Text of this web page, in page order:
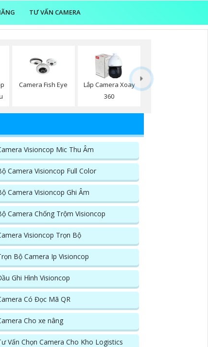
TƯ VẤN CAMERA
Camera Fish Eye
Lắp Camera Xoay
360
Visioncop Mic Thu Âm
Camera Visioncop Full Color
Camera Visioncop Ghi Âm
Camera Chống Trộm Visioncop
Visioncop Trọn Bộ
Bộ Camera Ip Visioncop
Ghi Hình Visioncop
Có Đọc Mã QR
Cho xe nâng
Vấn Chọn Camera Cho Kho Logistics